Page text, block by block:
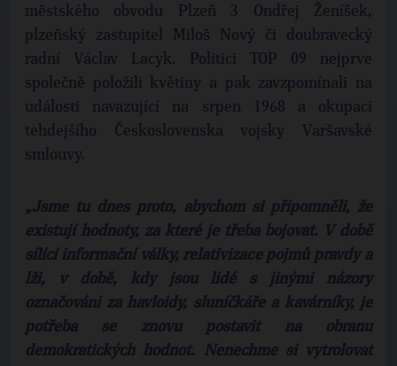
městského obvodu Plzeň 3 Ondřej Ženíšek,
plzeňský zastupitel Miloš Nový či doubravecký
radní Václav Lacyk. Politici TOP 09 nejprve
společně položili květiny a pak zavzpomínali na
události navazující na srpen 1968 a okupaci
tehdejšího Československa vojsky Varšavské
smlouvy.
„Jsme tu dnes proto, abychom si připomněli, že
existují hodnoty, za které je třeba bojovat. V době
sílící informační války, relativizace pojmů pravdy a
lži, v době, kdy jsou lidé s jinými názory
označováni za havloidy, sluníčkáře a kavárníky, je
potřeba se znovu postavit na obranu
demokratických hodnot. Nenechme si vytrolovat